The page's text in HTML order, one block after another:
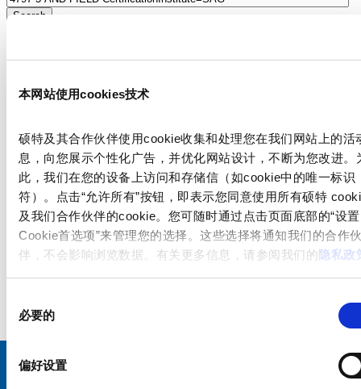
本网站使用cookies技术
硕特及其合作伙伴使用cookie收集和处理您在我们网站上的活
息，向您展示个性化广告，并优化网站设计，不断为您改进。
此，我们在您的设备上访问和存储信（如cookie中的唯一标识
符）。点击“允许所有”按钮，即表示您同意使用所有硕特
及我们合作伙伴的cookie。您可随时通过点击页面底部的“设置
Cookie首选项”来管理您的选择。这些选择将通知我们的合作
伴，不会影响浏览数据。有关更多信息，请参阅我们的隐私政
选
必要的
偏好设置